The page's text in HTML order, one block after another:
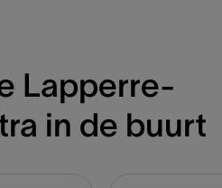
Lapperre-
in de buurt